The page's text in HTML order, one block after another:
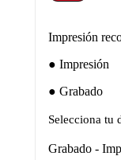
Impresión
Impresión
Grabado
Selecciona tu
Grabado -